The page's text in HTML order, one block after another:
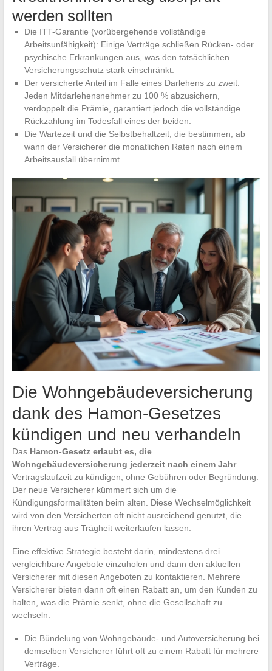
werden sollten
Die ITT-Garantie (vorübergehende vollständige
Arbeitsunfähigkeit): Einige Verträge schließen Rücken- oder
psychische Erkrankungen aus, was den tatsächlichen
Versicherungsschutz stark einschränkt.
Der versicherte Anteil im Falle eines Darlehens zu zweit:
Jeden Mitdarlehensnehmer zu 100 % abzusichern,
verdoppelt die Prämie, garantiert jedoch die vollständige
Rückzahlung im Todesfall eines der beiden.
Die Wartezeit und die Selbstbehaltzeit, die bestimmen, ab
wann der Versicherer die monatlichen Raten nach einem
Arbeitsausfall übernimmt.
Die Wohngebäudeversicherung
dank des Hamon-Gesetzes
kündigen und neu verhandeln
Das Hamon-Gesetz erlaubt es, die
Wohngebäudeversicherung jederzeit nach einem Jahr
Vertragslaufzeit zu kündigen, ohne Gebühren oder Begründung.
Der neue Versicherer kümmert sich um die
Kündigungsformalitäten beim alten. Diese Wechselmöglichkeit
wird von den Versicherten oft nicht ausreichend genutzt, die
ihren Vertrag aus Trägheit weiterlaufen lassen.
Eine effektive Strategie besteht darin, mindestens drei
vergleichbare Angebote einzuholen und dann den aktuellen
Versicherer mit diesen Angeboten zu kontaktieren. Mehrere
Versicherer bieten dann oft einen Rabatt an, um den Kunden zu
halten, was die Prämie senkt, ohne die Gesellschaft zu
wechseln.
Die Bündelung von Wohngebäude- und Autoversicherung bei
demselben Versicherer führt oft zu einem Rabatt für mehrere
Verträge.